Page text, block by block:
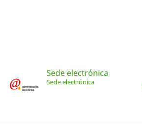
Sede electrónica
Sede electrónica